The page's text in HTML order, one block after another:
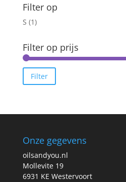
Filter op
S (1)
Filter op prijs
Filter
Onze gegevens
oilsandyou.nl
Mollevite 19
6931 KE Westervoort